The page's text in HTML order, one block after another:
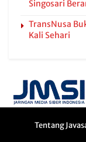
Singosari
TransNusa
Kali Sehari
Tentang